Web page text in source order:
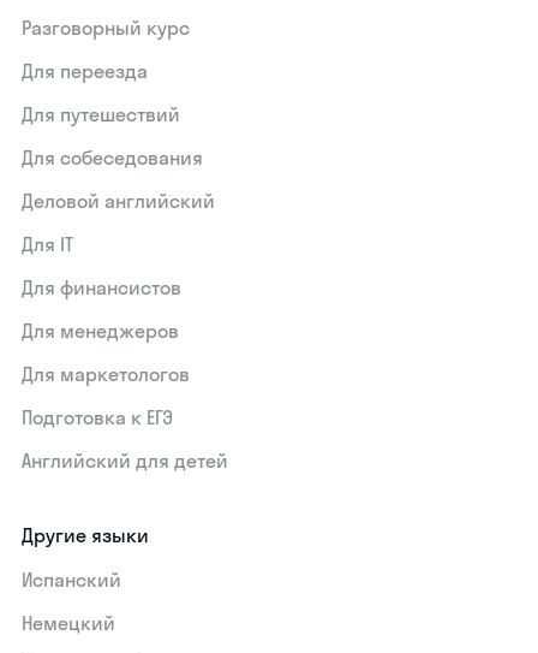
Разговорный курс
Для переезда
Для путешествий
Для собеседования
Деловой английский
Для IT
Для финансистов
Для менеджеров
Для маркетологов
Подготовка к ЕГЭ
Английский для детей
Другие языки
Испанский
Немецкий